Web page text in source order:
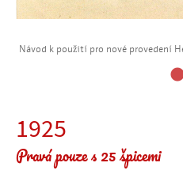
Návod k použití pro nové provedení
1925
Pravá pouze s 25 špicemi